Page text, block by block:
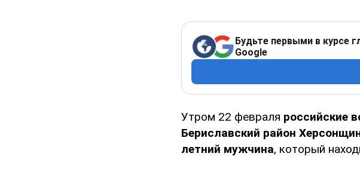
Будьте первыми в курсе
Google
Утром 22 февраля российские
Бериславский район
летний мужчина, который